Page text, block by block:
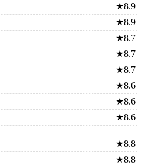
★8.9
★8.9
★8.7
★8.7
★8.7
★8.6
★8.6
★8.6
★8.8
★8.8